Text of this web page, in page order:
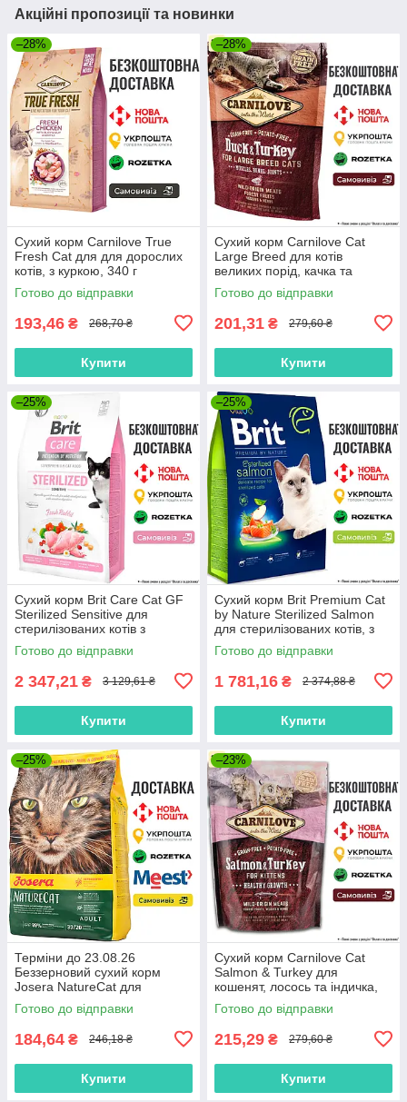
Акційні пропозиції та новинки
–28%
Сухий корм Carnilove True
Fresh Cat для для дорослих
котів, з куркою, 340 г
Готово до відправки
193,46 ₴ 268,70 ₴
Купити
–28%
Сухий корм Carnilove Cat
Large Breed для котів
великих порід, качка та
індичка, 400 г
Готово до відправки
201,31 ₴ 279,60 ₴
Купити
–25%
Сухий корм Brit Care Cat GF
Sterilized Sensitive для
стерилізованих котів з
чутливим травленням, з
кроликом, 7 кг
Готово до відправки
2 347,21 ₴ 3 129,61 ₴
Купити
–25%
Сухий корм Brit Premium Cat
by Nature Sterilized Salmon
для стерилізованих котів, з
лососем, 8 кг
Готово до відправки
1 781,16 ₴ 2 374,88 ₴
Купити
–25%
Терміни до 23.08.26
Беззерновий сухий корм
Josera NatureCat для
дорослих котів з чутливим
травленням, 0.4 кг
Готово до відправки
184,64 ₴ 246,18 ₴
Купити
–23%
Сухий корм Carnilove Cat
Salmon & Turkey для
кошенят, лосось та індичка,
400 г
Готово до відправки
215,29 ₴ 279,60 ₴
Купити